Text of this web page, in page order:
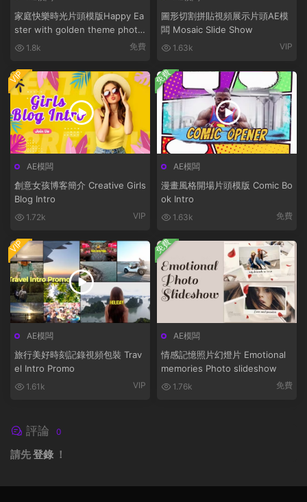
家庭快樂時光片頭模版Happy Ea
ster with golden theme photo
bunny
1.8k 免費
圖形切割拼貼視頻展示片頭AE模
闆 Mosaic Slide Show
1.63k VIP
AE模闆
創意女孩博客簡介 Creative Girls
Blog Intro
1.72k VIP
VIP
AE模闆
漫畫風格開場片頭模版 Comic Bo
ok Intro
1.63k 免費
免費
AE模闆
旅行美好時刻記錄視頻包裝 Trav
el Intro Promo
1.61k VIP
VIP
AE模闆
情感記憶照片幻燈片 Emotional
memories Photo slideshow
1.76k 免費
免費
評論 0
請先登錄 ！